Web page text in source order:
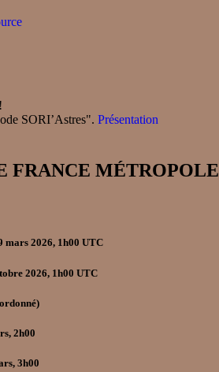
!
SORI’Astres". Présentation
FRANCE MÉTROPOLE
mars 2026, 1h00 UTC
2026, 1h00 UTC
2h00
3h00